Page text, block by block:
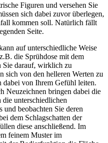
Figuren und versehen Sie
sich dabei zuvor überlegen,
kommen soll. Natürlich fällt
Seite.
auf unterschiedliche Weise
die Sprühdose mit dem
Sie darauf, wirklich zu
sich von den helleren Werten zu
dabei von Ihrem Gefühl leiten.
Neuzeichnen bringen dabei die
die unterschiedlichen
und beobachten Sie deren
dem Schlagschatten der
diese anschließend. Im
feinem Muster im